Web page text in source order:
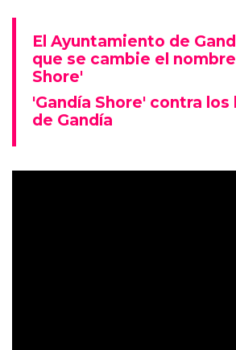
El Ayuntamiento de
que se cambie el
Shore'
'Gandía Shore' contra
de Gandía